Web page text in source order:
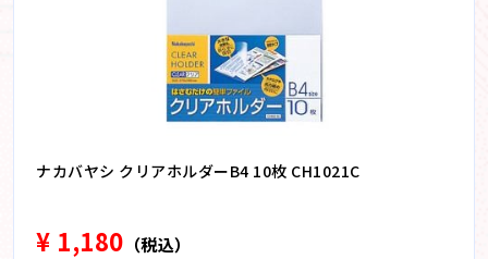
ナカバヤシ クリアホルダーB4 10枚 CH1021C
¥ 1,180 （税込）